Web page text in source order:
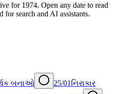
for 1974. Open any date to read
search and AI assistants.
બનાઓ 25/01 નિરાકાર